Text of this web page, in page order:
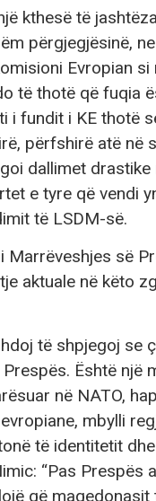
kthesë të
përgjegjësinë,
Evropian si
të thotë që fuqia
i fundit i KE thotë
përfshirë atë në
dallimet drastike
e tyre që vendi
të LSDM-së.
Marrëveshjes së
aktuale në këto
të shpjegoj se
Është një
në NATO,
mbylli
të identitetit
“Pas Prespës
që maqedonasit